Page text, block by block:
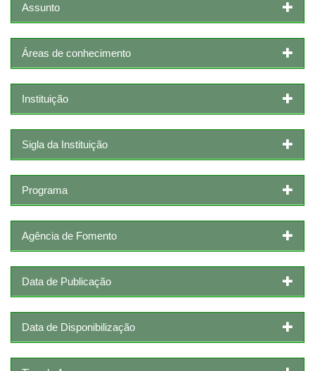
Assunto
Áreas de conhecimento
Instituição
Sigla da Instituição
Programa
Agência de Fomento
Data de Publicação
Data de Disponibilização